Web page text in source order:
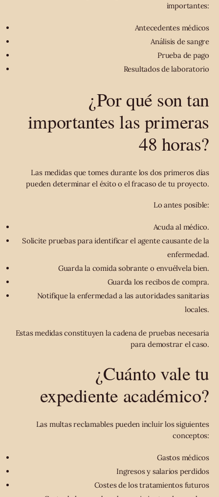
importantes:
Antecedentes médicos
Análisis de sangre
Prueba de pago
Resultados de laboratorio
¿Por qué son tan
importantes las primeras
48 horas?
Las medidas que tomes durante los dos primeros días
pueden determinar el éxito o el fracaso de tu proyecto.
Lo antes posible:
Acuda al médico.
Solicite pruebas para identificar el agente causante de la
enfermedad.
Guarda la comida sobrante o envuélvela bien.
Guarda los recibos de compra.
Notifique la enfermedad a las autoridades sanitarias
locales.
Estas medidas constituyen la cadena de pruebas necesaria
para demostrar el caso.
¿Cuánto vale tu
expediente académico?
Las multas reclamables pueden incluir los siguientes
conceptos:
Gastos médicos
Ingresos y salarios perdidos
Costes de los tratamientos futuros